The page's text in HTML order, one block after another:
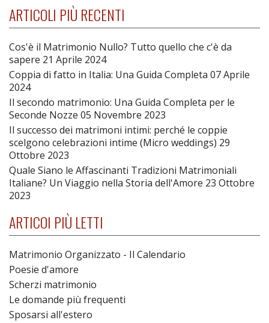
ARTICOLI PIÙ RECENTI
Cos'è il Matrimonio Nullo? Tutto quello che c'è da
sapere 21 Aprile 2024
Coppia di fatto in Italia: Una Guida Completa 07 Aprile
2024
Il secondo matrimonio: Una Guida Completa per le
Seconde Nozze 05 Novembre 2023
Il successo dei matrimoni intimi: perché le coppie
scelgono celebrazioni intime (Micro weddings) 29
Ottobre 2023
Quale Siano le Affascinanti Tradizioni Matrimoniali
Italiane? Un Viaggio nella Storia dell'Amore 23 Ottobre
2023
ARTICOI PIÙ LETTI
Matrimonio Organizzato - Il Calendario
Poesie d'amore
Scherzi matrimonio
Le domande più frequenti
Sposarsi all'estero